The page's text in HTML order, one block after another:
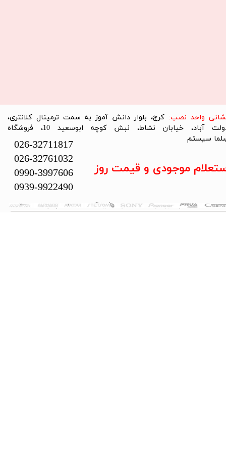
تمام حقوق این سایت متعلق به فروشگاه سلما سیستم می‌باشد.
واحد نصب: کرج، بلوار دانش آموز به سمت ترمینال کلانتری،
دولت آباد، خیابان نشاط، نبش کوچه ابوسعید 10، فروشگاه
سیستم​​​​​​​
026-32711817
026-32761032
0990-3997606
0939-9922490
موجودی و قیمت روز